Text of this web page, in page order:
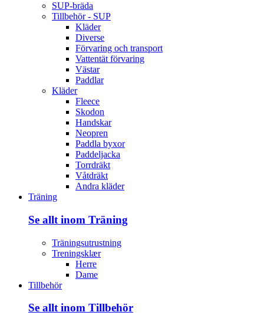
SUP-bräda
Tillbehör - SUP
Kläder
Diverse
Förvaring och transport
Vattentät förvaring
Västar
Paddlar
Kläder
Fleece
Skodon
Handskar
Neopren
Paddla byxor
Paddeljacka
Torrdräkt
Våtdräkt
Andra kläder
Träning
Se allt inom Träning
Träningsutrustning
Treningsklær
Herre
Dame
Tillbehör
Se allt inom Tillbehör